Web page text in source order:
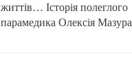
життів… Історія полеглого
парамедика Олексія Мазура